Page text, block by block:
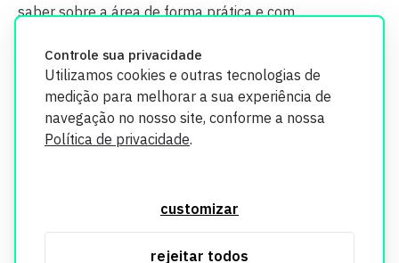
Controle sua privacidade
Utilizamos cookies e outras tecnologias de
medição para melhorar a sua experiência de
navegação no nosso site, conforme a nossa
Política de privacidade.
customizar
rejeitar todos
saber sobre a área de forma prática e com
segurança. Todos os dados coletados em nosso site são
utilizados exclusivamente para fins de aprimoramento de
informações, consulte nossa Política de Privacidade.